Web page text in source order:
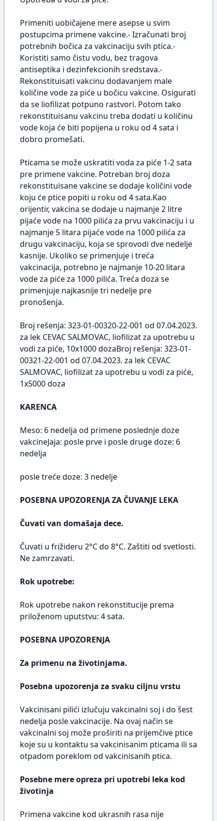
Primeniti uobičajene mere asepse u svim
postupcima primene vakcine.- Izračunati broj
potrebnih bočica za vakcinaciju svih ptica.-
Koristiti samo čistu vodu, bez tragova
antiseptika i dezinfekcionih sredstava.-
Rekonstituisati vakcinu dodavanjem male
količine vode za piće u bočicu vakcine. Osigurati
da se liofilizat potpuno rastvori. Potom tako
rekonstituisanu vakcinu treba dodati u količinu
vode koja će biti popijena u roku od 4 sata i
dobro promešati.
Pticama se može uskratiti voda za piće 1-2 sata
pre primene vakcine. Potreban broj doza
rekonstituisane vakcine se dodaje količini vode
koju će ptice popiti u roku od 4 sata.Kao
orijentir, vakcina se dodaje u najmanje 2 litre
pijaće vode na 1000 pilića za prvu vakcinaciju i u
najmanje 5 litara pijaće vode na 1000 pilića za
drugu vakcinaciju, koja se sprovodi dve nedelje
kasnije. Ukoliko se primenjuje i treća
vakcinacija, potrebno je najmanje 10-20 litara
vode za piće za 1000 pilića. Treća doza se
primenjuje najkasnije tri nedelje pre
pronošenja.
Broj rešenja: 323-01-00320-22-001 od 07.04.2023.
za lek CEVAC SALMOVAC, liofilizat za upotrebu u
vodi za piće, 10x1000 dozaBroj rešenja: 323-01-
00321-22-001 od 07.04.2023. za lek CEVAC
SALMOVAC, liofilizat za upotrebu u vodi za piće,
1x5000 doza
KARENCA
Meso: 6 nedelja od primene poslednje doze
vakcineJaja: posle prve i posle druge doze: 6
nedelja
posle treće doze: 3 nedelje
POSEBNA UPOZORENJA ZA ČUVANJE LEKA
Čuvati van domašaja dece.
Čuvati u frižideru 2°C do 8°C. Zaštiti od svetlosti.
Ne zamrzavati.
Rok upotrebe:
Rok upotrebe nakon rekonstitucije prema
priloženom uputstvu: 4 sata.
POSEBNA UPOZORENJA
Za primenu na životinjama.
Posebna upozorenja za svaku ciljnu vrstu
Vakcinisani pilići izlučuju vakcinalni soj i do šest
nedelja posle vakcinacije. Na ovaj način se
vakcinalni soj može proširiti na prijemčive ptice
koje su u kontaktu sa vakcinisanim pticama ili sa
otpadom poreklom od vakcinisanih ptica.
Posebne mere opreza pri upotrebi leka kod
životinja
Primena vakcine kod ukrasnih rasa nije